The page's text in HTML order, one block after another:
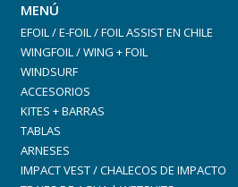
MENÚ
EFOIL / E-FOIL / FOIL ASSIST EN CHILE
WINGFOIL / WING + FOIL
WINDSURF
ACCESORIOS
KITES + BARRAS
TABLAS
ARNESES
IMPACT VEST / CHALECOS DE IMPACTO